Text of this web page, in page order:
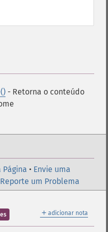
- Retorna o conteúdo
Página • Envie uma
Reporte um Problema
＋ adicionar nota